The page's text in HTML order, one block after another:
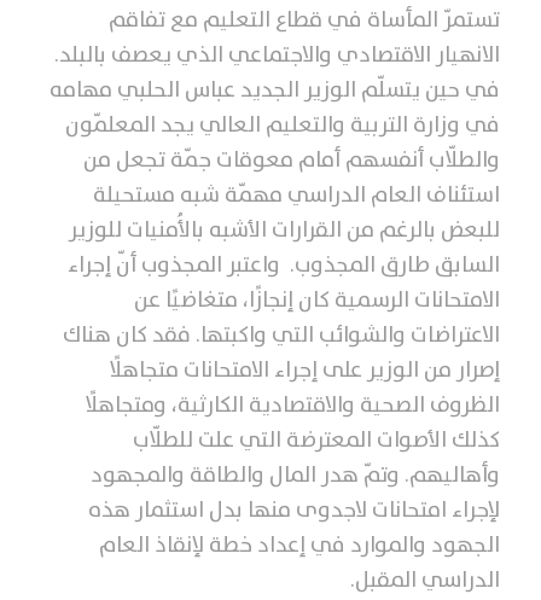
تستمرّ المأساة في قطاع التعليم مع تفاقم
الانهيار الاقتصادي والاجتماعي الذي يعصف بالبلد.
في حين يتسلّم الوزير الجديد عباس الحلبي مهامه
في وزارة التربية والتعليم العالي يجد المعلمّون
والطلّاب أنفسهم أمام معوقات جمّة تجعل من
استئناف العام الدراسي مهمّة شبه مستحيلة
للبعض بالرغم من القرارات الأشبه بالأُمنيات للوزير
السابق طارق المجذوب. واعتبر المجذوب أنّ إجراء
الامتحانات الرسمية كان إنجازًا، متغاضيًا عن
الاعتراضات والشوائب التي واكبتها. فقد كان هناك
إصرار من الوزير على إجراء الامتحانات متجاهلًا
الظروف الصحية والاقتصادية الكارثية، ومتجاهلًا
كذلك الأصوات المعترضة التي علت للطلّاب
وأهاليهم. وتمّ هدر المال والطاقة والمجهود
لإجراء امتحانات لاجدوى منها بدل استثمار هذه
الجهود والموارد في إعداد خطة لإنقاذ العام
الدراسي المقبل.